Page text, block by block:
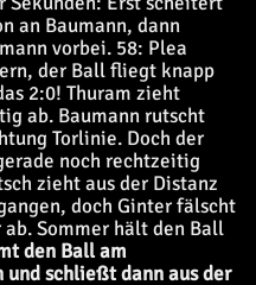
an Baumann, dann
vorbei. 58: Plea
der Ball fliegt knapp
2:0! Thuram zieht
ab. Baumann rutscht
Torlinie. Doch der
noch rechtzeitig
zieht aus der Distanz
doch Ginter fälscht
Sommer hält den Ball
den Ball am
schließt dann aus der